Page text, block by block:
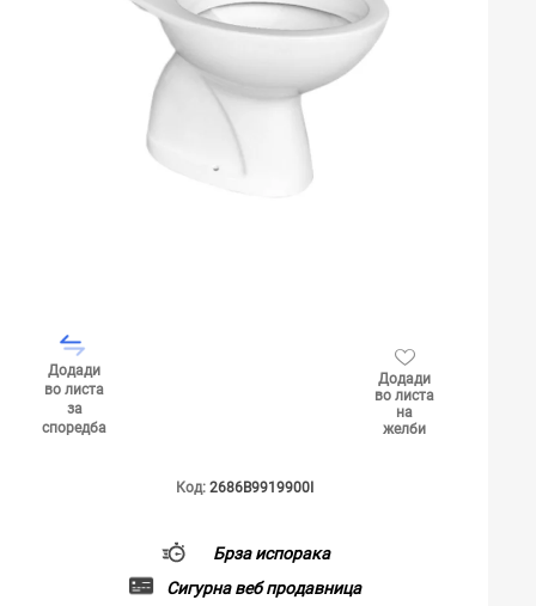
Додади
во листа
за
споредба
Додади
во листа
на
желби
Код: 2686B9919900I
Брза испорака
Сигурна веб продавница